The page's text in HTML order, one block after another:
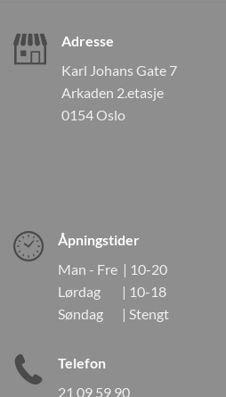
Adresse
Karl Johans Gate 7
Arkaden 2.etasje
0154 Oslo
Åpningstider
Man - Fre | 10-20
Lørdag | 10-18
Søndag | Stengt
Telefon
21 09 59 90